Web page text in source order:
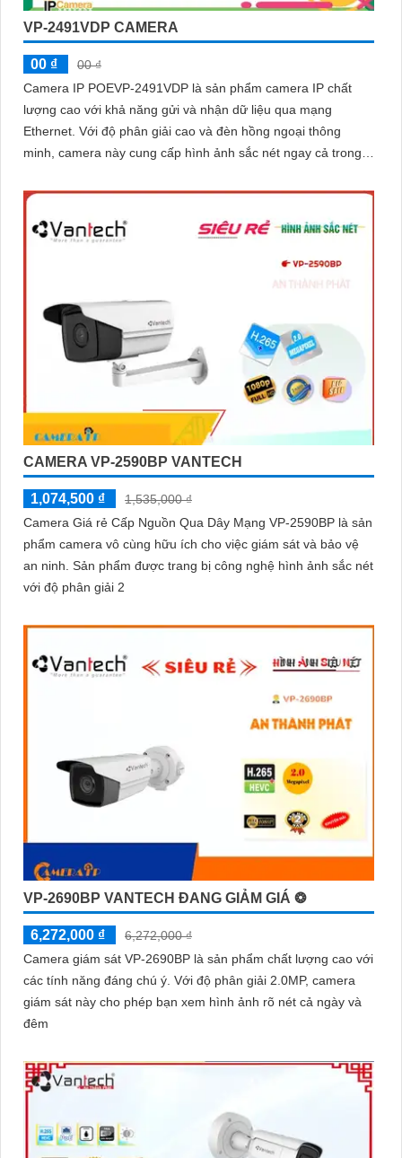
VP-2491VDP CAMERA
00 ₫
00 ₫
Camera IP POEVP-2491VDP là sản phẩm camera IP chất
lượng cao với khả năng gửi và nhận dữ liệu qua mạng
Ethernet. Với độ phân giải cao và đèn hồng ngoại thông
minh, camera này cung cấp hình ảnh sắc nét ngay cả trong
CAMERA VP-2590BP VANTECH
1,074,500 ₫
1,535,000 ₫
Camera Giá rẻ Cấp Nguồn Qua Dây Mạng VP-2590BP là sản
phẩm camera vô cùng hữu ích cho việc giám sát và bảo vệ
an ninh. Sản phẩm được trang bị công nghệ hình ảnh sắc nét
với độ phân giải 2
VP-2690BP VANTECH ĐANG GIẢM GIÁ ❂
6,272,000 ₫
6,272,000 ₫
Camera giám sát VP-2690BP là sản phẩm chất lượng cao với
các tính năng đáng chú ý. Với độ phân giải 2.0MP, camera
giám sát này cho phép bạn xem hình ảnh rõ nét cả ngày và
đêm